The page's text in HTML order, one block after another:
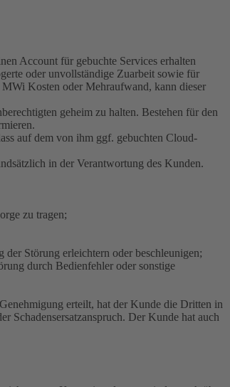
Account für gebuchte Services erhalten
oder unvollständige Zuarbeit sowie für
Kosten oder Mehraufwand, kann dieser
geheim zu halten. Bestehen für den
auf dem von ihm ggf. gebuchten Cloud-
in der Verantwortung des Kunden.
zu tragen;
Störung erleichtern oder beschleunigen;
durch Bedienfehler oder sonstige
erteilt, hat der Kunde die Dritten in
Schadensersatzanspruch. Der Kunde hat auch